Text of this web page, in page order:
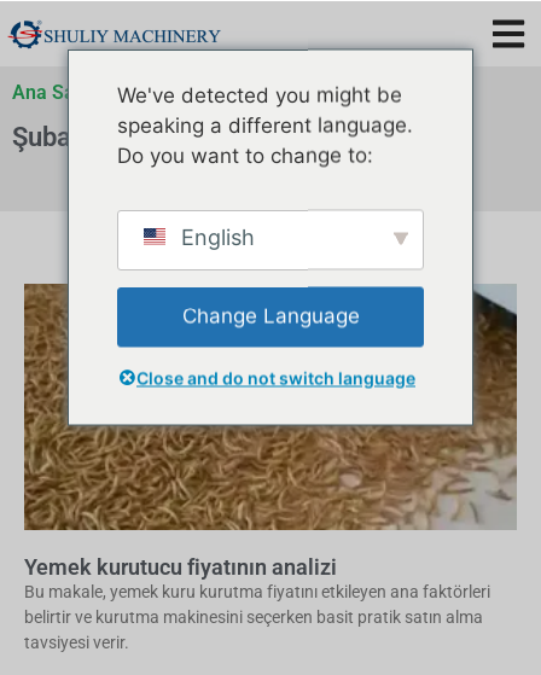
Ana Sayfa »Arşivler»Arşivler
Şubat 2025
Yemek kurutucu fiyatının analizi
Bu makale, yemek kuru kurutma fiyatını etkileyen ana faktörleri
belirtir ve kurutma makinesini seçerken basit pratik satın alma
tavsiyesi verir.
We've detected you might be
speaking a different language.
Do you want to change to:
English
Change Language
Close and do not switch language